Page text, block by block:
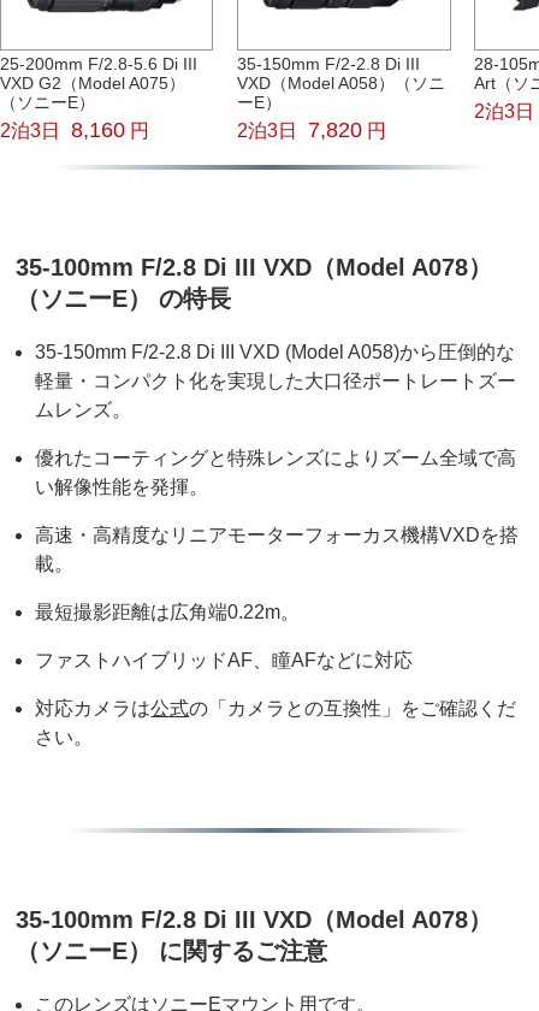
25-200mm F/2.8-5.6 Di III
VXD G2（Model A075）
（ソニーE）
2泊3日 8,160 円
35-150mm F/2-2.8 Di III
VXD（Model A058）（ソニ
ーE）
2泊3日 7,820 円
28-
Art（ソ
2泊3日
35-100mm F/2.8 Di III VXD（Model A078）
（ソニーE） の特長
35-150mm F/2-2.8 Di III VXD (Model A058)から圧倒的な
軽量・コンパクト化を実現した大口径ポートレートズー
ムレンズ。
優れたコーティングと特殊レンズによりズーム全域で高
い解像性能を発揮。
高速・高精度なリニアモーターフォーカス機構VXDを搭
載。
最短撮影距離は広角端0.22m。
ファストハイブリッドAF、瞳AFなどに対応
対応カメラは公式の「カメラとの互換性」をご確認くだ
さい。
35-100mm F/2.8 Di III VXD（Model A078）
（ソニーE） に関するご注意
このレンズはソニーEマウント用です。